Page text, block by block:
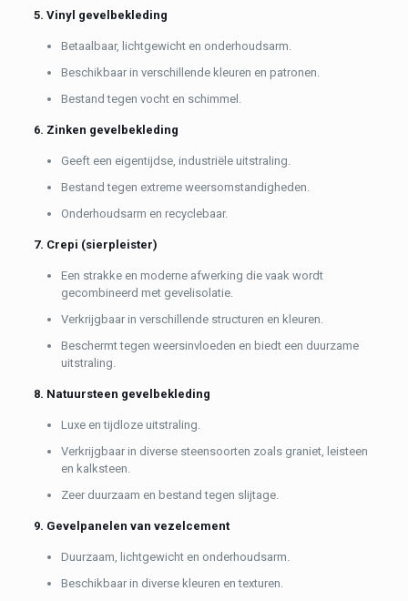
5. Vinyl gevelbekleding
Betaalbaar, lichtgewicht en onderhoudsarm.
Beschikbaar in verschillende kleuren en patronen.
Bestand tegen vocht en schimmel.
6. Zinken gevelbekleding
Geeft een eigentijdse, industriële uitstraling.
Bestand tegen extreme weersomstandigheden.
Onderhoudsarm en recyclebaar.
7. Crepi (sierpleister)
Een strakke en moderne afwerking die vaak wordt
gecombineerd met gevelisolatie.
Verkrijgbaar in verschillende structuren en kleuren.
Beschermt tegen weersinvloeden en biedt een duurzame
uitstraling.
8. Natuursteen gevelbekleding
Luxe en tijdloze uitstraling.
Verkrijgbaar in diverse steensoorten zoals graniet, leisteen
en kalksteen.
Zeer duurzaam en bestand tegen slijtage.
9. Gevelpanelen van vezelcement
Duurzaam, lichtgewicht en onderhoudsarm.
Beschikbaar in diverse kleuren en texturen.